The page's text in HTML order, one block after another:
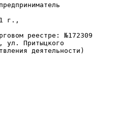
г.,
реестре: №172309
Притыцкого
деятельности)